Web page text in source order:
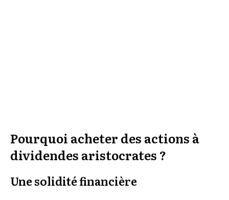
Pourquoi acheter des actions à
dividendes aristocrates ?
Une solidité financière